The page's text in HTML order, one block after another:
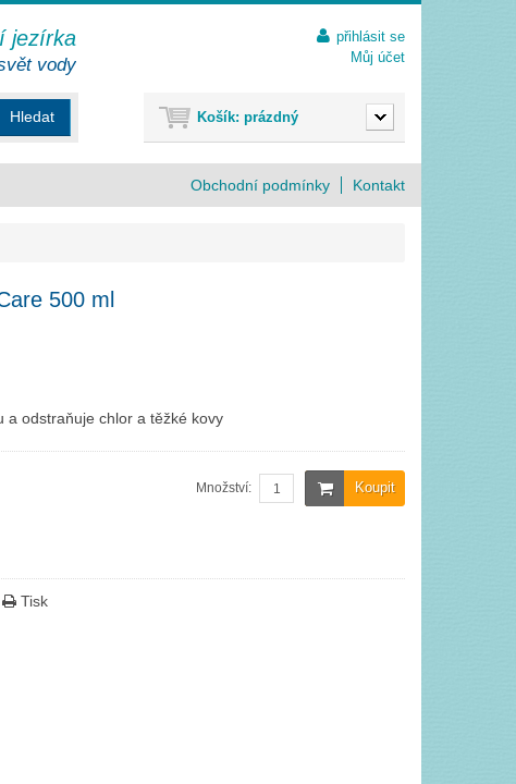
500 ml
a odstraňuje chlor a těžké kovy
Koupit
Množství:
Tisk
Obchodní podmínky Kontakt
Hledat
přihlásit se
Můj účet
Košík: prázdný
jezírka
vody